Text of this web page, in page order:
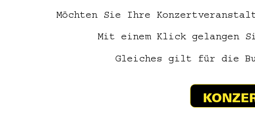
Möchten Sie Ihre
Mit einem Klick gelangen
Gleiches gilt für die